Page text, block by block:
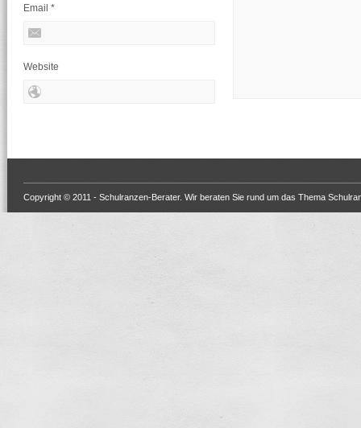
Email *
Website
Copyright © 2011 - Schulranzen-Berater. Wir beraten Sie rund um das Thema